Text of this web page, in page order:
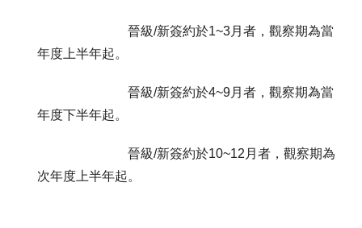
晉級/新簽約於1~3月者，觀察期為當
年度上半年起。
晉級/新簽約於4~9月者，觀察期為當
年度下半年起。
晉級/新簽約於10~12月者，觀察期為
次年度上半年起。